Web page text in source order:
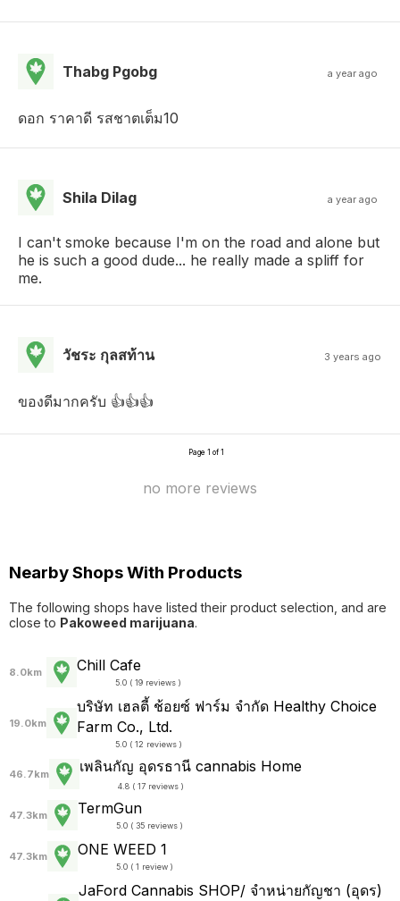
Thabg Pgobg a year ago
ดอก ราคาดี รสชาตเต็ม10
Shila Dilag a year ago
I can't smoke because I'm on the road and alone but
he is such a good dude... he really made a spliff for
me.
วัชระ กุลสท้าน 3 years ago
ของดีมากครับ 👍👍👍
Page 1 of 1
no more reviews
Nearby Shops With Products
The following shops have listed their product selection, and are
close to Pakoweed marijuana.
8.0km Chill Cafe
5.0 ( 19 reviews )
19.0km
บริษัท เฮลตี้ ช้อยซ์ ฟาร์ม จำกัด Healthy Choice
Farm Co., Ltd.
5.0 ( 12 reviews )
46.7km เพลินกัญ อุดรธานี cannabis Home
4.8 ( 17 reviews )
47.3km TermGun
5.0 ( 35 reviews )
47.3km ONE WEED 1
5.0 ( 1 review )
JaFord Cannabis SHOP/ จำหน่ายกัญชา (อุดร)